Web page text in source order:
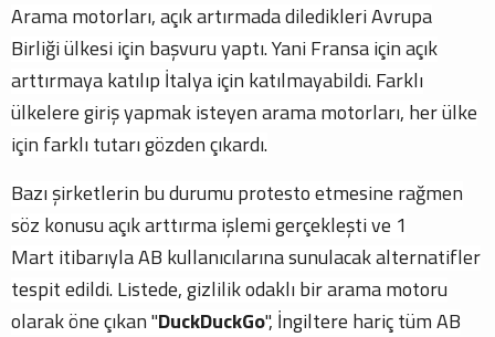
Arama motorları, açık artırmada diledikleri Avrupa
Birliği ülkesi için başvuru yaptı. Yani Fransa için açık
arttırmaya katılıp İtalya için katılmayabildi. Farklı
ülkelere giriş yapmak isteyen arama motorları, her ülke
için farklı tutarı gözden çıkardı.
Bazı şirketlerin bu durumu protesto etmesine rağmen
söz konusu açık arttırma işlemi gerçekleşti ve 1
Mart itibarıyla AB kullanıcılarına sunulacak alternatifler
tespit edildi. Listede, gizlilik odaklı bir arama motoru
olarak öne çıkan "DuckDuckGo", İngiltere hariç tüm AB